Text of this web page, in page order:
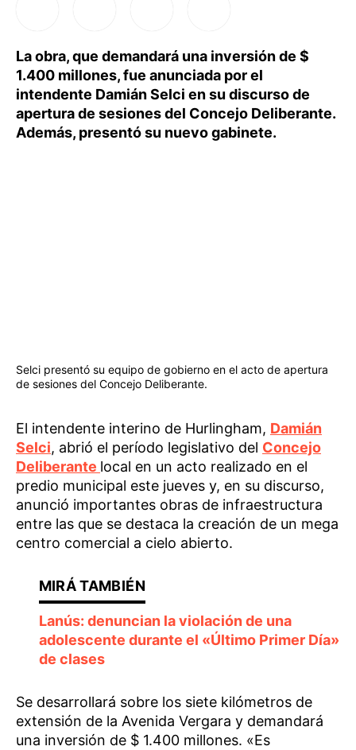
La obra, que demandará una inversión de $
1.400 millones, fue anunciada por el
intendente Damián Selci en su discurso de
apertura de sesiones del Concejo Deliberante.
Además, presentó su nuevo gabinete.
Selci presentó su equipo de gobierno en el acto de apertura
de sesiones del Concejo Deliberante.
El intendente interino de Hurlingham, Damián
Selci, abrió el período legislativo del Concejo
Deliberante local en un acto realizado en el
predio municipal este jueves y, en su discurso,
anunció importantes obras de infraestructura
entre las que se destaca la creación de un mega
centro comercial a cielo abierto.
Lanús: denuncian la violación de una
adolescente durante el «Último Primer Día»
de clases
Se desarrollará sobre los siete kilómetros de
extensión de la Avenida Vergara y demandará
una inversión de $ 1.400 millones. «Es